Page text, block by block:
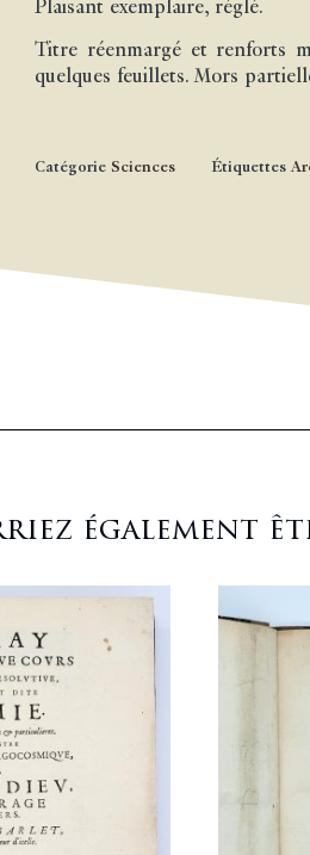
Plaisant exemplaire, réglé.
Titre réenmargé et renforts
quelques feuillets. Mors
Catégorie Sciences Étiquettes
également